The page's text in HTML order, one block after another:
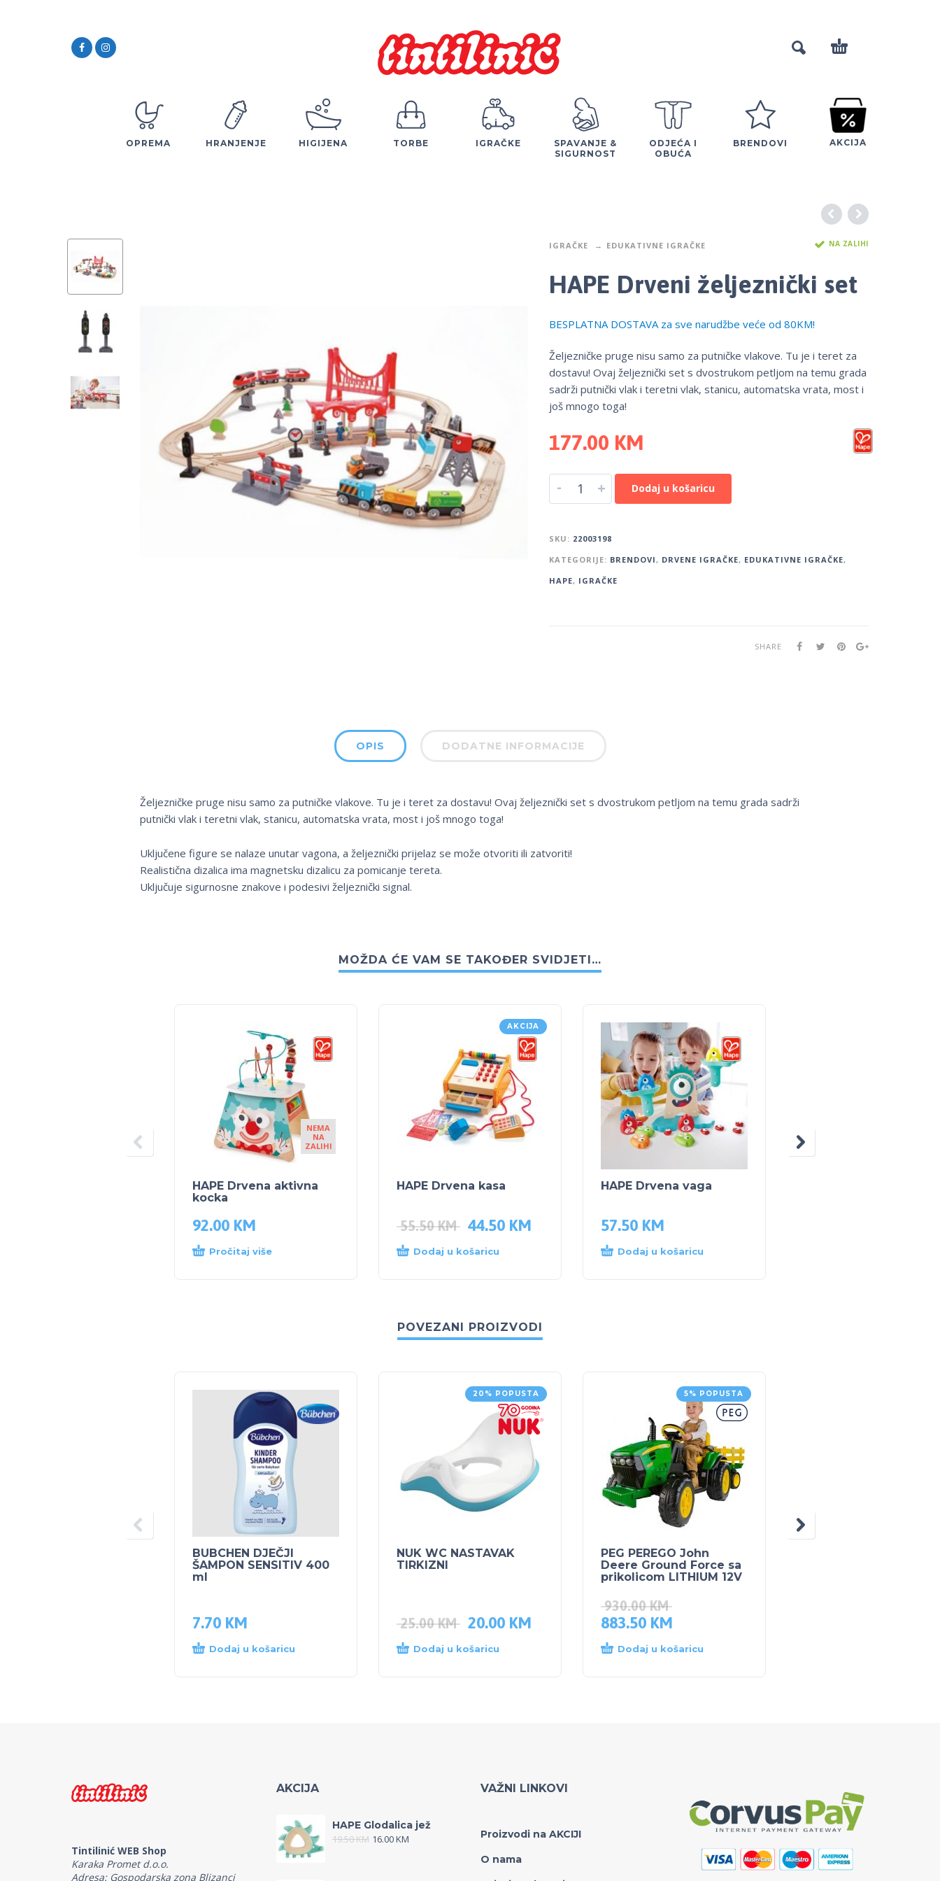
OPREMA HRANJENJE HIGIJENA TORBE IGRAČKE
SPAVANJE &
SIGURNOST
ODJEĆA I
OBUĆA
BRENDOVI AKCIJA
IGRAČKE EDUKATIVNE IGRAČKE NA ZALIHI
HAPE Drveni željeznički set
BESPLATNA DOSTAVA za sve narudžbe veće od 80KM!
Željezničke pruge nisu samo za putničke vlakove. Tu je i teret za
dostavu! Ovaj željeznički set s dvostrukom petljom na temu grada
sadrži putnički vlak i teretni vlak, stanicu, automatska vrata, most i
još mnogo toga!
177.00 KM
- + Dodaj u košaricu
SKU: 22003198
KATEGORIJE: BRENDOVI, DRVENE IGRAČKE, EDUKATIVNE IGRAČKE,
HAPE, IGRAČKE
SHARE
OPIS DODATNE INFORMACIJE
Željezničke pruge nisu samo za putničke vlakove. Tu je i teret za dostavu! Ovaj željeznički set s dvostrukom petljom na temu grada sadrži
putnički vlak i teretni vlak, stanicu, automatska vrata, most i još mnogo toga!
Uključene figure se nalaze unutar vagona, a željeznički prijelaz se može otvoriti ili zatvoriti!
Realistična dizalica ima magnetsku dizalicu za pomicanje tereta.
Uključuje sigurnosne znakove i podesivi željeznički signal.
MOŽDA ĆE VAM SE TAKOĐER SVIDJETI…
NEMA
NA
ZALIHI
HAPE Drvena aktivna
kocka
92.00 KM
Pročitaj više
AKCIJA
HAPE Drvena kasa
55.50KM 44.50 KM
Dodaj u košaricu
HAPE Drvena vaga
57.50 KM
Dodaj u košaricu
POVEZANI PROIZVODI
BUBCHEN DJEČJI
ŠAMPON SENSITIV 400
ml
7.70 KM
Dodaj u košaricu
20% POPUSTA
NUK WC NASTAVAK
TIRKIZNI
25.00KM 20.00 KM
Dodaj u košaricu
5% POPUSTA
PEG PEREGO John
Deere Ground Force sa
prikolicom LITHIUM 12V
930.00KM
883.50 KM
Dodaj u košaricu
Tintilinić WEB Shop
Karaka Promet d.o.o.
Adresa: Gospodarska zona Blizanci
AKCIJA
HAPE Glodalica jež
19.50KM 16.00KM
VAŽNI LINKOVI
Proizvodi na AKCIJI
O nama